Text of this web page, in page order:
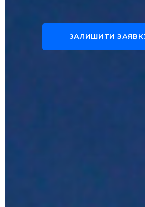
ЗАЛИШИТИ